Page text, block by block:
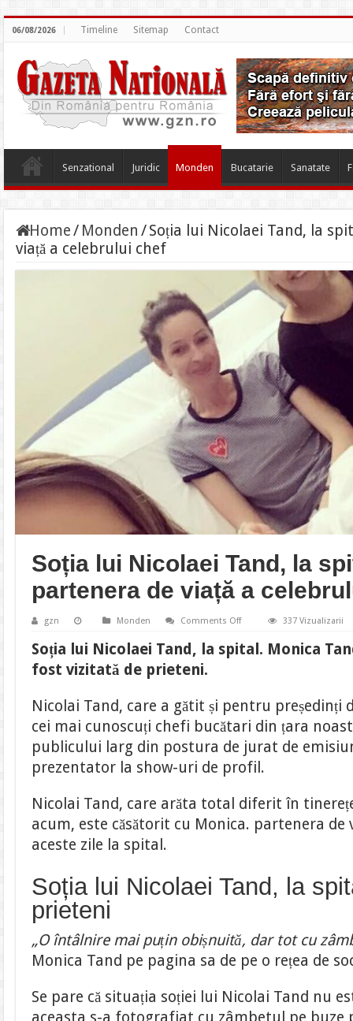
06/08/2026 Timeline Sitemap Contact
Senzational Juridic Monden Bucatarie Sanatate
Home/ Monden /Soția lui Nicolaei Tand, la
viață a celebrului chef
Soția lui Nicolaei Tand, la
partenera de viață a
gzn Monden Comments Offon
Nicolaei
spune
partenera
de
viață
a
celebrului
chef
337 Vizualizarii
Soția lui Nicolaei Tand, la spital. Monica
fost vizitată de prieteni.
Nicolai Tand, care a gătit și pentru președinți
cei mai cunoscuți chefi bucătari din țara
publicului larg din postura de jurat de
prezentator la show-uri de profil.
Nicolai Tand, care arăta total diferit în
acum, este căsătorit cu Monica. partenera de
aceste zile la spital.
Soția lui Nicolaei Tand, la
prieteni
„O întâlnire mai puțin obișnuită, dar tot cu
Monica Tand pe pagina sa de pe o rețea de
Se pare că situația soției lui Nicolai Tand nu